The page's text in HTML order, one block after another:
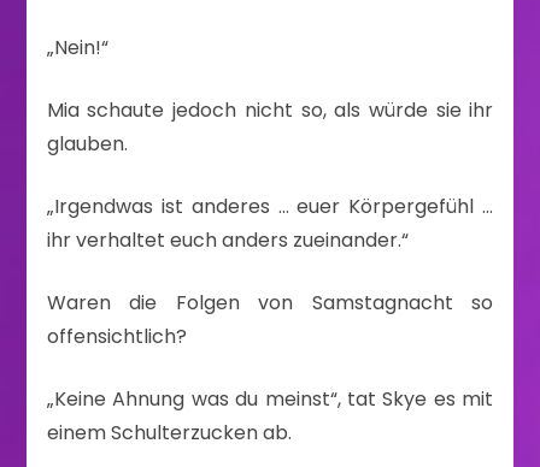
„Nein!“
Mia schaute jedoch nicht so, als würde sie ihr
glauben.
„Irgendwas ist anderes … euer Körpergefühl …
ihr verhaltet euch anders zueinander.“
Waren die Folgen von Samstagnacht so
offensichtlich?
„Keine Ahnung was du meinst“, tat Skye es mit
einem Schulterzucken ab.